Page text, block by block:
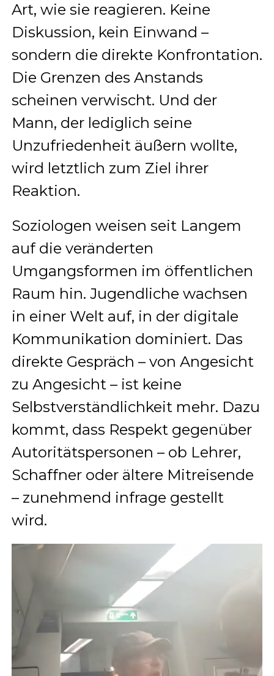
Art, wie sie reagieren. Keine
Diskussion, kein Einwand –
sondern die direkte Konfrontation.
Die Grenzen des Anstands
scheinen verwischt. Und der
Mann, der lediglich seine
Unzufriedenheit äußern wollte,
wird letztlich zum Ziel ihrer
Reaktion.
Soziologen weisen seit Langem
auf die veränderten
Umgangsformen im öffentlichen
Raum hin. Jugendliche wachsen
in einer Welt auf, in der digitale
Kommunikation dominiert. Das
direkte Gespräch – von Angesicht
zu Angesicht – ist keine
Selbstverständlichkeit mehr. Dazu
kommt, dass Respekt gegenüber
Autoritätspersonen – ob Lehrer,
Schaffner oder ältere Mitreisende
– zunehmend infrage gestellt
wird.